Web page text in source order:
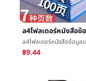
฿9.44